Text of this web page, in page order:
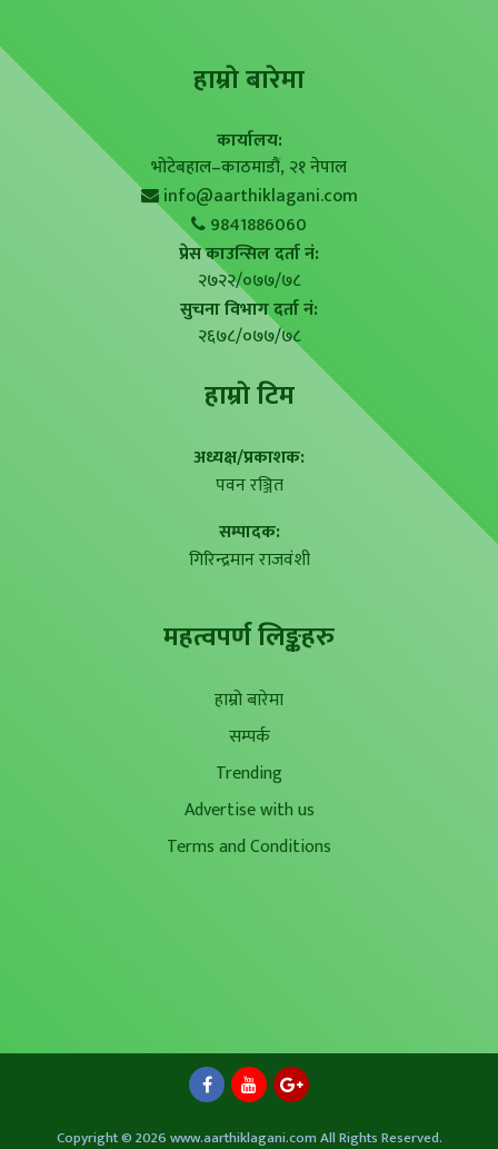
हाम्राे बारेमा
कार्यालय:
भोटेबहाल–काठमाडौं, २१ नेपाल
info@aarthiklagani.com
9841886060
प्रेस काउन्सिल दर्ता नं:
२७२२/०७७/७८
सुचना विभाग दर्ता नं:
२६७८/०७७/७८
हाम्राे टिम
अध्यक्ष/प्रकाशक:
पवन रञ्जित
सम्पादक:
गिरिन्द्रमान राजवंशी
महत्वपर्ण लिङ्कहरु
हाम्रो बारेमा
सम्पर्क
Trending
Advertise with us
Terms and Conditions
Copyright © 2026 www.aarthiklagani.com All Rights Reserved.